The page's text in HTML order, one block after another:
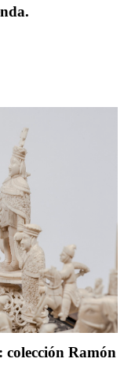
colección Ramón